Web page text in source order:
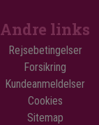
Andre links
Rejsebetingelser
Forsikring
Kundeanmeldelser
Cookies
Sitemap